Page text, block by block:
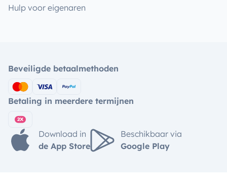
Hulp voor eigenaren
Beveiligde betaalmethoden
Betaling in meerdere termijnen
Download in
de App Store
Beschikbaar via
Google Play